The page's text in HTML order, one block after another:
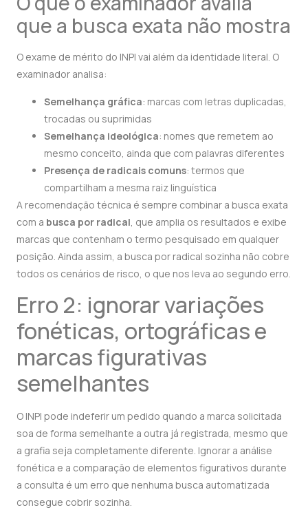
que a busca exata não mostra
O exame de mérito do INPI vai além da identidade literal. O
examinador analisa:
Semelhança gráfica: marcas com letras duplicadas,
trocadas ou suprimidas
Semelhança ideológica: nomes que remetem ao
mesmo conceito, ainda que com palavras diferentes
Presença de radicais comuns: termos que
compartilham a mesma raiz linguística
A recomendação técnica é sempre combinar a busca exata
com a busca por radical, que amplia os resultados e exibe
marcas que contenham o termo pesquisado em qualquer
posição. Ainda assim, a busca por radical sozinha não cobre
todos os cenários de risco, o que nos leva ao segundo erro.
Erro 2: ignorar variações
fonéticas, ortográficas e
marcas figurativas
semelhantes
O INPI pode indeferir um pedido quando a marca solicitada
soa de forma semelhante a outra já registrada, mesmo que
a grafia seja completamente diferente. Ignorar a análise
fonética e a comparação de elementos figurativos durante
a consulta é um erro que nenhuma busca automatizada
consegue cobrir sozinha.